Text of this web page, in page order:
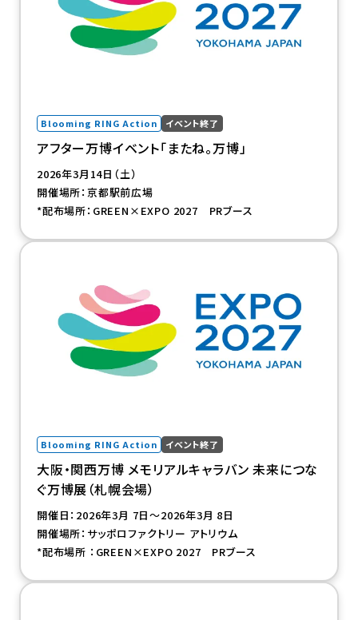
Blooming RING Action イベント終了
アフター万博イベント「またね。万博」
2026年3月14日（土）
開催場所：京都駅前広場
*配布場所：GREEN×EXPO 2027 PRブース
Blooming RING Action イベント終了
大阪・関西万博 メモリアルキャラバン 未来につな
ぐ万博展（札幌会場）
開催日：2026年3月 7日～2026年3月 8日
開催場所：サッポロファクトリー アトリウム
*配布場所 ：GREEN×EXPO 2027 PRブース
（新規タブで開きます）
（新規タブで開きます）